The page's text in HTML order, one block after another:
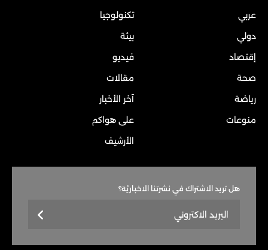
عربي
دولي
إقتصاد
صحة
رياضة
منوعات
تكنولوجيا
بيئة
فيديو
مقالات
آخر الأخبار
على هواكم
الأرشيف
هل تريد الاشتراك في نشرتنا الاخباريّة؟